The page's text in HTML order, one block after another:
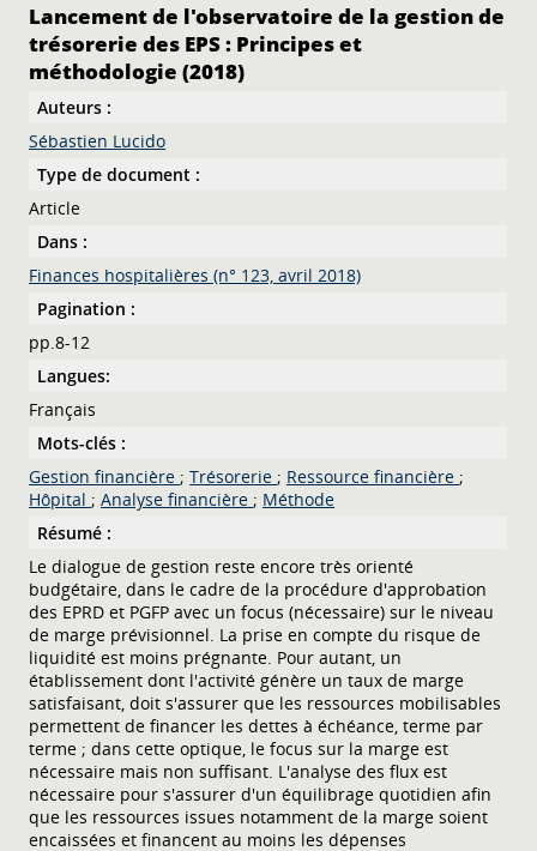
Lancement de l'observatoire de la gestion de
trésorerie des EPS : Principes et
méthodologie (2018)
Auteurs :
Sébastien Lucido
Type de document :
Article
Dans :
Finances hospitalières (n° 123, avril 2018)
Pagination :
pp.8-12
Langues:
Français
Mots-clés :
Gestion financière ; Trésorerie ; Ressource financière ;
Hôpital ; Analyse financière ; Méthode
Résumé :
Le dialogue de gestion reste encore très orienté
budgétaire, dans le cadre de la procédure d'approbation
des EPRD et PGFP avec un focus (nécessaire) sur le niveau
de marge prévisionnel. La prise en compte du risque de
liquidité est moins prégnante. Pour autant, un
établissement dont l'activité génère un taux de marge
satisfaisant, doit s'assurer que les ressources mobilisables
permettent de financer les dettes à échéance, terme par
terme ; dans cette optique, le focus sur la marge est
nécessaire mais non suffisant. L'analyse des flux est
nécessaire pour s'assurer d'un équilibrage quotidien afin
que les ressources issues notamment de la marge soient
encaissées et financent au moins les dépenses